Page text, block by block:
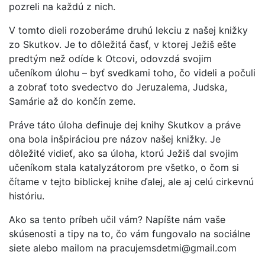
pozreli na každú z nich.
V tomto dieli rozoberáme druhú lekciu z našej knižky
zo Skutkov. Je to dôležitá časť, v ktorej Ježiš ešte
predtým než odíde k Otcovi, odovzdá svojim
učeníkom úlohu – byť svedkami toho, čo videli a počuli
a zobrať toto svedectvo do Jeruzalema, Judska,
Samárie až do končín zeme.
Práve táto úloha definuje dej knihy Skutkov a práve
ona bola inšpiráciou pre názov našej knižky. Je
dôležité vidieť, ako sa úloha, ktorú Ježiš dal svojim
učeníkom stala katalyzátorom pre všetko, o čom si
čítame v tejto biblickej knihe ďalej, ale aj celú cirkevnú
históriu.
Ako sa tento príbeh učil vám? Napíšte nám vaše
skúsenosti a tipy na to, čo vám fungovalo na sociálne
siete alebo mailom na pracujemsdetmi@gmail.com